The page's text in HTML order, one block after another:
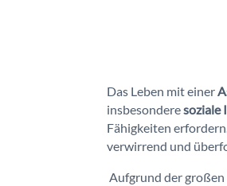
Das Leben mit einer
insbesonderesoziale
Fähigkeiten
verwirrend und
Aufgrund der großen